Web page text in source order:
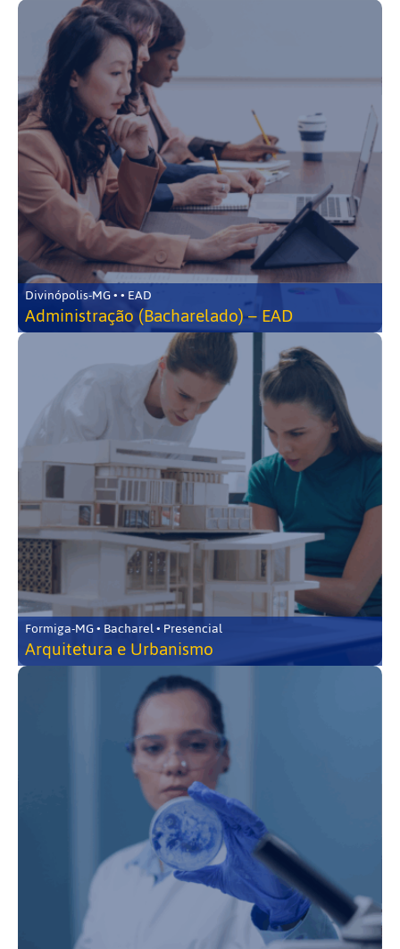
Divinópolis-MG • • EAD
Administração (Bacharelado) – EAD
Formiga-MG • Bacharel • Presencial
Arquitetura e Urbanismo